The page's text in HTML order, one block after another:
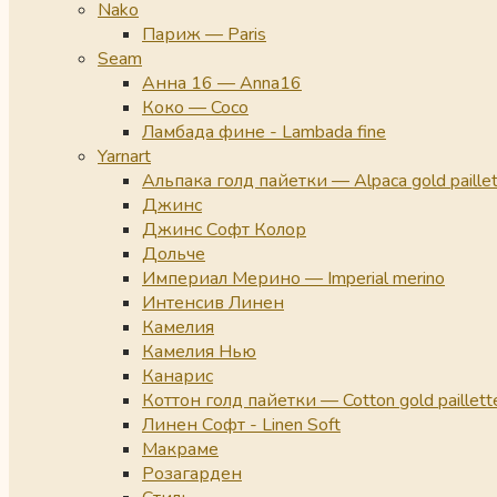
Nako
Париж — Paris
Seam
Анна 16 — Anna16
Коко — Coco
Ламбада фине - Lambada fine
Yarnart
Альпака голд пайетки — Alpaca gold
Джинс
Джинс Софт Колор
Дольче
Империал Мерино — Imperial merino
Интенсив Линен
Камелия
Камелия Нью
Канарис
Коттон голд пайетки — Cotton gold
Линен Софт - Linen Soft
Макраме
Розагарден